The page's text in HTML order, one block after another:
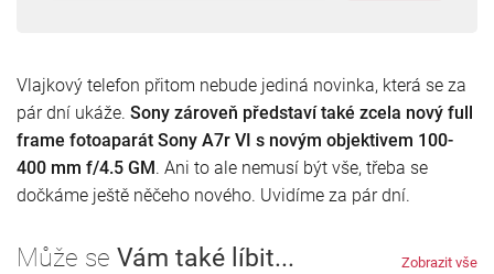
Vlajkový telefon přitom nebude jediná novinka, která se za
pár dní ukáže. Sony zároveň představí také zcela nový full
frame fotoaparát Sony A7r VI s novým objektivem 100-
400 mm f/4.5 GM. Ani to ale nemusí být vše, třeba se
dočkáme ještě něčeho nového. Uvidíme za pár dní.
Může se Vám také líbit... Zobrazit vše